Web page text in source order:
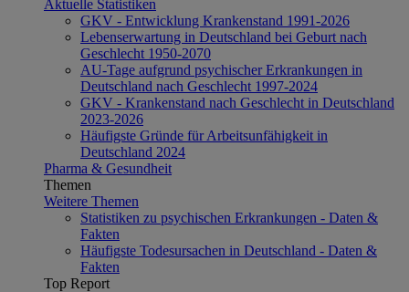
Aktuelle Statistiken
GKV - Entwicklung Krankenstand 1991-2026
Lebenserwartung in Deutschland bei Geburt nach
Geschlecht 1950-2070
AU-Tage aufgrund psychischer Erkrankungen in
Deutschland nach Geschlecht 1997-2024
GKV - Krankenstand nach Geschlecht in Deutschland
2023-2026
Häufigste Gründe für Arbeitsunfähigkeit in
Deutschland 2024
Pharma & Gesundheit
Themen
Weitere Themen
Statistiken zu psychischen Erkrankungen - Daten &
Fakten
Häufigste Todesursachen in Deutschland - Daten &
Fakten
Top Report